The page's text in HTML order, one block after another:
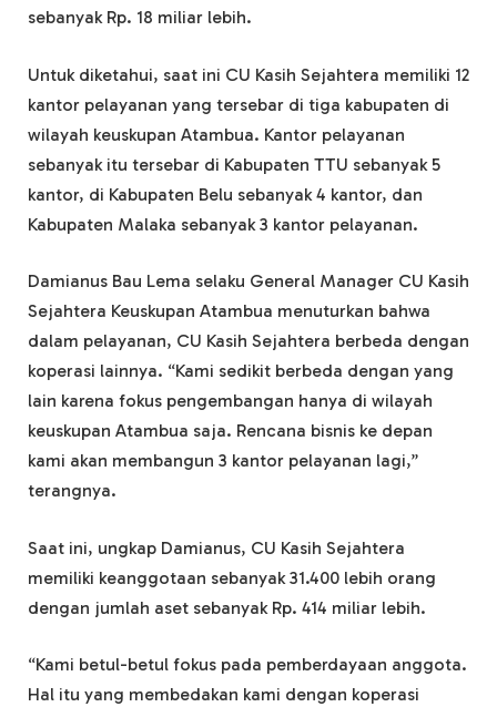
sebanyak Rp. 18 miliar lebih.
Untuk diketahui, saat ini CU Kasih Sejahtera memiliki 12
kantor pelayanan yang tersebar di tiga kabupaten di
wilayah keuskupan Atambua. Kantor pelayanan
sebanyak itu tersebar di Kabupaten TTU sebanyak 5
kantor, di Kabupaten Belu sebanyak 4 kantor, dan
Kabupaten Malaka sebanyak 3 kantor pelayanan.
Damianus Bau Lema selaku General Manager CU Kasih
Sejahtera Keuskupan Atambua menuturkan bahwa
dalam pelayanan, CU Kasih Sejahtera berbeda dengan
koperasi lainnya. “Kami sedikit berbeda dengan yang
lain karena fokus pengembangan hanya di wilayah
keuskupan Atambua saja. Rencana bisnis ke depan
kami akan membangun 3 kantor pelayanan lagi,”
terangnya.
Saat ini, ungkap Damianus, CU Kasih Sejahtera
memiliki keanggotaan sebanyak 31.400 lebih orang
dengan jumlah aset sebanyak Rp. 414 miliar lebih.
“Kami betul-betul fokus pada pemberdayaan anggota.
Hal itu yang membedakan kami dengan koperasi